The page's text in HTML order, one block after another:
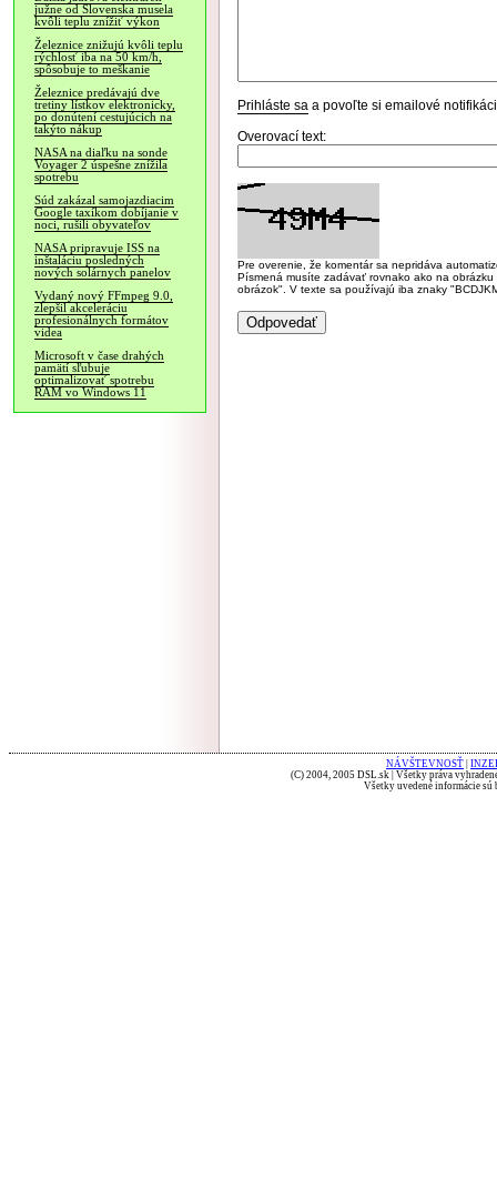
južne od Slovenska musela
kvôli teplu znížiť výkon
Železnice znižujú kvôli teplu
rýchlosť iba na 50 km/h,
spôsobuje to meškanie
Železnice predávajú dve
tretiny lístkov elektronicky,
po donútení cestujúcich na
takýto nákup
NASA na diaľku na sonde
Voyager 2 úspešne znížila
spotrebu
Súd zakázal samojazdiacim
Google taxíkom dobíjanie v
noci, rušili obyvateľov
NASA pripravuje ISS na
inštaláciu posledných
nových solárnych panelov
Vydaný nový FFmpeg 9.0,
zlepšil akceleráciu
profesionálnych formátov
videa
Microsoft v čase drahých
pamätí sľubuje
optimalizovať spotrebu
RAM vo Windows 11
Prihláste sa a povoľte si emailové
Overovací text:
Pre overenie, že komentár sa nepridáva
Písmená musíte zadávať rovnako ako na
obrázok". V texte sa používajú iba znaky
NÁVŠTEVNOSŤ
(C) 2004, 2005 DSL.sk | Všetky práva
Všetky uvedené informácie sú